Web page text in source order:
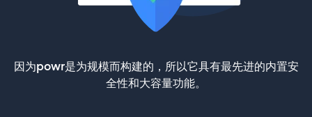
因为powr是为规模而构建的，所以它具有最先进的内置安
全性和大容量功能。